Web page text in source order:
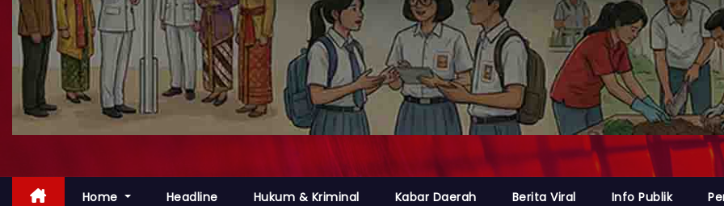
Home Headline Hukum & Kriminal Kabar Daerah Berita Viral Info Publik